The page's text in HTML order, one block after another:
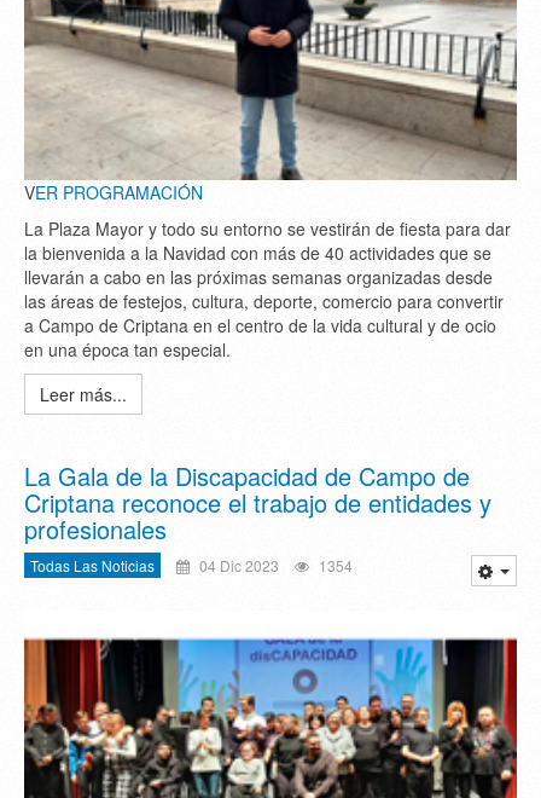
VER PROGRAMACIÓN
La Plaza Mayor y todo su entorno se vestirán de fiesta para dar
la bienvenida a la Navidad con más de 40 actividades que se
llevarán a cabo en las próximas semanas organizadas desde
las áreas de festejos, cultura, deporte, comercio para convertir
a Campo de Criptana en el centro de la vida cultural y de ocio
en una época tan especial.
Leer más...
La Gala de la Discapacidad de Campo de
Criptana reconoce el trabajo de entidades y
profesionales
Todas Las Noticias 04 Dic 2023 1354